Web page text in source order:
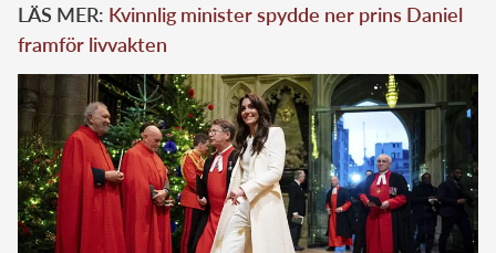
LÄS MER: Kvinnlig minister spydde ner prins Daniel
framför livvakten